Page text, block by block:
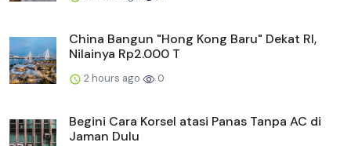
China Bangun "Hong Kong Baru" Dekat RI,
Nilainya Rp2.000 T
2 hours ago 0
Begini Cara Korsel atasi Panas Tanpa AC di
Jaman Dulu